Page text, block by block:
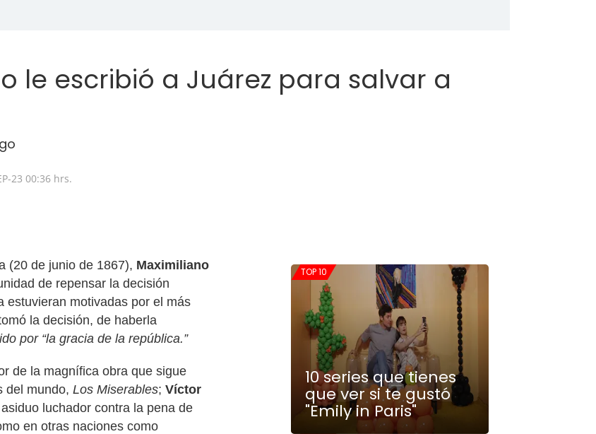
le escribió a Juárez para salvar a
23 00:36 hrs.
(20 de junio de 1867), Maximiliano
de repensar la decisión
estuvieran motivadas por el más
la decisión, de haberla
por “la gracia de la república.”
de la magnífica obra que sigue
del mundo, Los Miserables; Víctor
luchador contra la pena de
en otras naciones como
TOP 10
10 series que tienes
que ver si te gustó
"Emily in Paris"